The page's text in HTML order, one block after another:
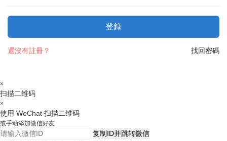
登錄
找回密碼
還沒有註冊？
×
扫描二维码
×
使用 WeChat 扫描二维码
或手动添加微信好友
复制ID并跳转微信